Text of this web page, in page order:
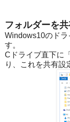
フォルダーを
Windows10のドラ
す。
Cドライブ直下に
り、これを共有設